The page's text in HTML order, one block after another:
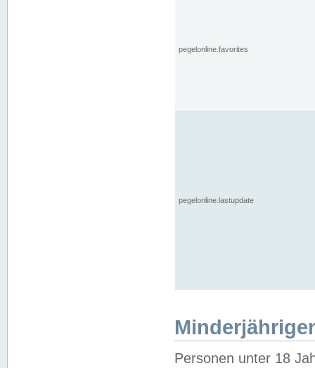
pegelonline.favorites
pegelonline.lastupdate
Personen unter 18